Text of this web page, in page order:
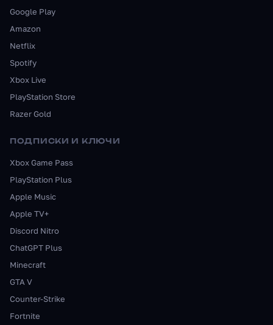
Google Play
Amazon
Netflix
Spotify
Xbox Live
PlayStation Store
Razer Gold
ПОДПИСКИ И КЛЮЧИ
Xbox Game Pass
PlayStation Plus
Apple Music
Apple TV+
Discord Nitro
ChatGPT Plus
Minecraft
GTA V
Counter-Strike
Fortnite